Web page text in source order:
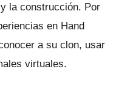
la construcción. Por
en Hand
a su clon, usar
virtuales.